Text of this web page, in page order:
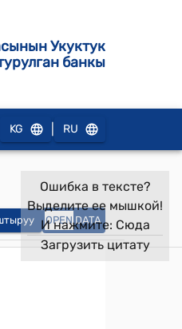
Укуктук
банкы
KG RU
OPEN DATA
Ошибка в тексте?
Выделите ее мышкой!
И нажмите: Сюда
Загрузить цитату